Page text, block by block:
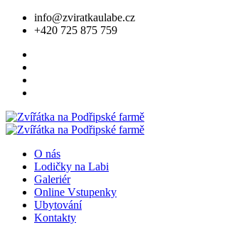
info@zviratkaulabe.cz
+420 725 875 759
O nás
Lodičky na Labi
Galeriér
Online Vstupenky
Ubytování
Kontakty